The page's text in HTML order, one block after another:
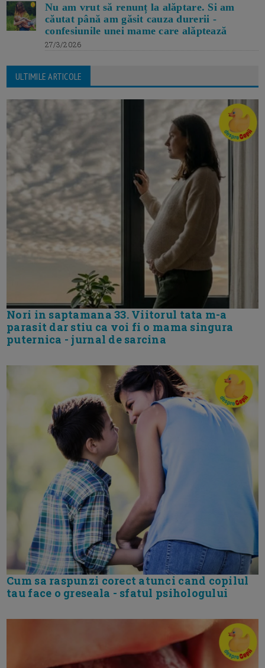
Nu am vrut să renunț la alăptare. Si am
căutat până am găsit cauza durerii -
confesiunile unei mame care alăptează
27/3/2026
ULTIMILE ARTICOLE
Nori in saptamana 33. Viitorul tata m-a
parasit dar stiu ca voi fi o mama singura
puternica - jurnal de sarcina
Cum sa raspunzi corect atunci cand copilul
tau face o greseala - sfatul psihologului